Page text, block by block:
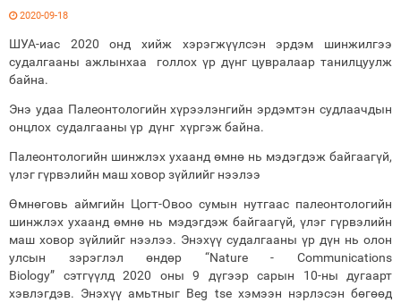
2020-09-18
ШУА-иас 2020 онд хийж хэрэгжүүлсэн эрдэм шинжилгээ
судалгааны ажлынхаа голлох үр дүнг цувралаар танилцуулж
байна.
Энэ удаа Палеонтологийн хүрээлэнгийн эрдэмтэн судлаачдын
онцлох судалгааны үр дүнг хүргэж байна.
Палеонтологийн шинжлэх ухаанд өмнө нь мэдэгдэж байгаагүй,
үлэг гүрвэлийн маш ховор зүйлийг нээлээ
Өмнөговь аймгийн Цогт-Овоо сумын нутгаас палеонтологийн
шинжлэх ухаанд өмнө нь мэдэгдэж байгаагүй, үлэг гүрвэлийн
маш ховор зүйлийг нээлээ. Энэхүү судалгааны үр дүн нь олон
улсын зэрэглэл өндөр “Nature - Communications
Biology” сэтгүүлд 2020 оны 9 дүгээр сарын 10-ны дугаарт
хэвлэгдэв. Энэхүү амьтныг Beg tse хэмээн нэрлэсэн бөгөөд